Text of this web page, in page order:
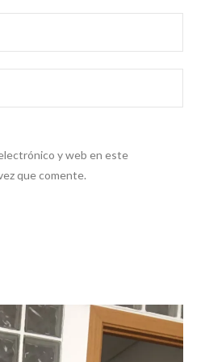
y web en este
que comente.